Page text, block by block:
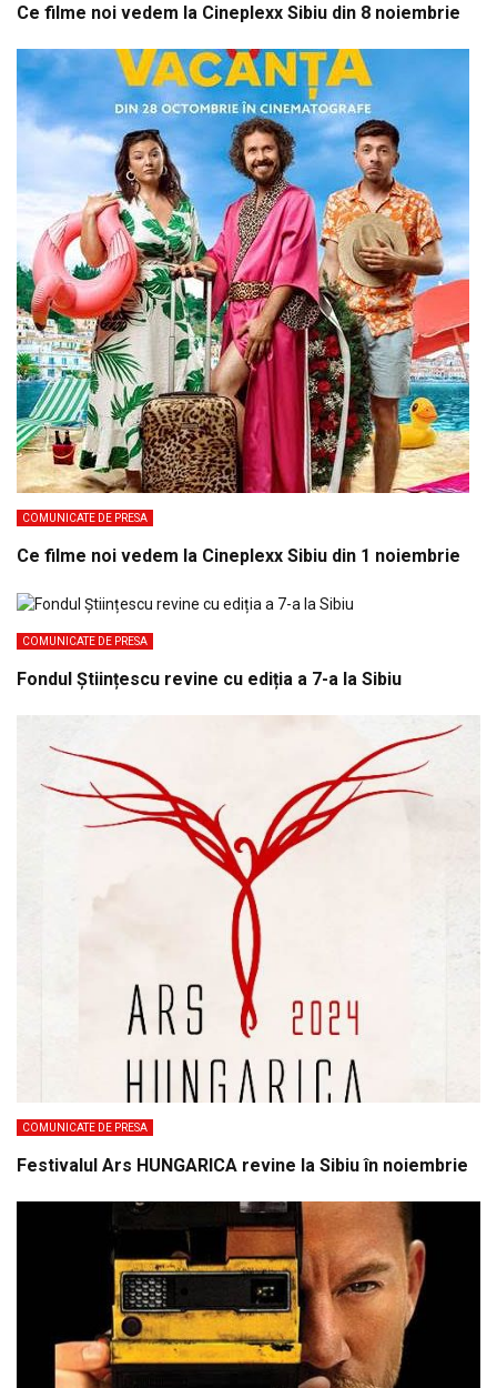
Ce filme noi vedem la Cineplexx Sibiu din 8 noiembrie
COMUNICATE DE PRESA
Ce filme noi vedem la Cineplexx Sibiu din 1 noiembrie
COMUNICATE DE PRESA
Fondul Științescu revine cu ediția a 7-a la Sibiu
COMUNICATE DE PRESA
Festivalul Ars HUNGARICA revine la Sibiu în noiembrie